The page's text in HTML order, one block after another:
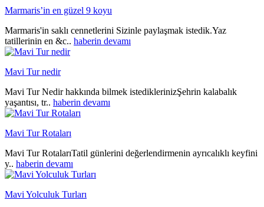
Marmaris’in en güzel 9 koyu
Marmaris'in saklı cennetlerini Sizinle paylaşmak istedik.Yaz
tatillerinin en &c.. haberin devamı
Mavi Tur nedir
Mavi Tur Nedir hakkında bilmek istediklerinizŞehrin kalabalık
yaşantısı, tr.. haberin devamı
Mavi Tur Rotaları
Mavi Tur RotalarıTatil günlerini değerlendirmenin ayrıcalıklı keyfini
y.. haberin devamı
Mavi Yolculuk Turları